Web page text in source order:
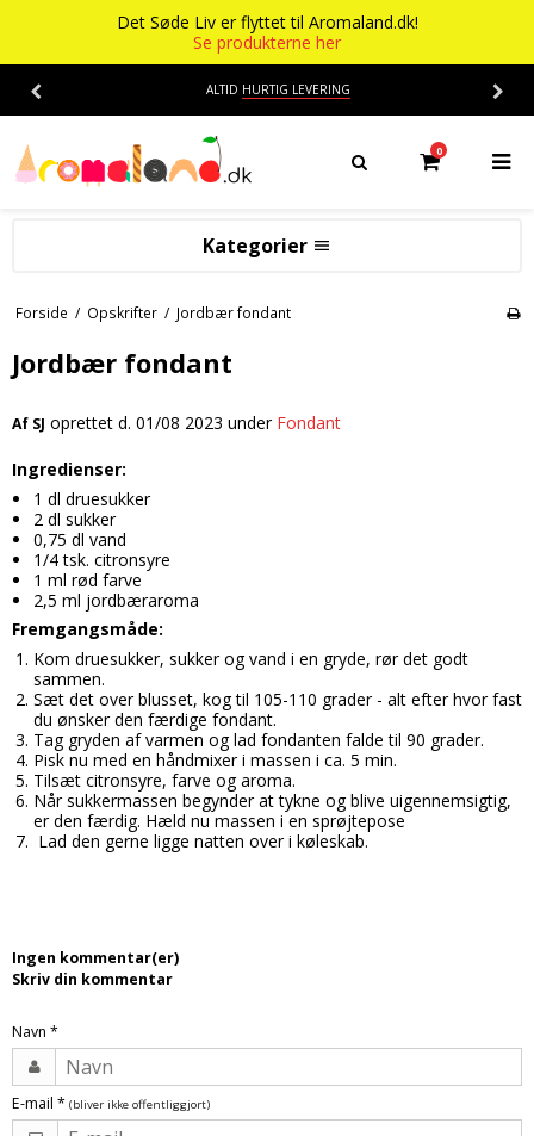
Det Søde Liv er flyttet til Aromaland.dk!
Se produkterne her
ALTID HURTIG LEVERING
0
Kategorier
Ananas aroma
Banan aroma
Blåbær aroma
Candy aroma
Chokolade aroma
Citron aroma
Cola aroma
Dessert aroma
Hindbær aroma
Jordbær aroma
Kaffe aroma
Menthol aroma
Solbær aroma
Tobak aroma
Tropisk aroma
Det Søde Liv
Aromaer
Chokolade
Delikatesser
Farver
Forme
Chokoladeforme
Isforme
Slikforme
Kagepynt
Vanilje
Vaniljestænger
Startsæt
Tilbehør
Emballage
Isenkram
Opskrifter
Bolsjer
Chokolade
Dragé
Drikkelse
Fondant
Flødeboller
Is
Lakrids
Skumfiduser
Smørcreme
Frugtflæsk
Butikker
Information
Om os
Kontakt
Handelsbetingelser
Cookies
Forside / Opskrifter / Jordbær fondant
Jordbær fondant
Af SJ oprettet d. 01/08 2023 under Fondant
Ingredienser:
1 dl druesukker
2 dl sukker
0,75 dl vand
1/4 tsk. citronsyre
1 ml rød farve
2,5 ml jordbæraroma
Fremgangsmåde:
Kom druesukker, sukker og vand i en gryde, rør det godt
sammen.
Sæt det over blusset, kog til 105-110 grader - alt efter hvor fast
du ønsker den færdige fondant.
Tag gryden af varmen og lad fondanten falde til 90 grader.
Pisk nu med en håndmixer i massen i ca. 5 min.
Tilsæt citronsyre, farve og aroma.
Når sukkermassen begynder at tykne og blive uigennemsigtig,
er den færdig. Hæld nu massen i en sprøjtepose
Lad den gerne ligge natten over i køleskab.
Ingen kommentar(er)
Skriv din kommentar
Navn *
E-mail * (bliver ikke offentliggjort)